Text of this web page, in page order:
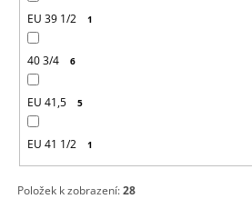
EU 39 1/2 1
40 3/4 6
EU 41,5 5
EU 41 1/2 1
Položek k zobrazení:28